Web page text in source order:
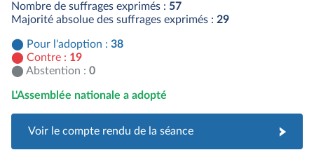
Nombre de suffrages exprimés : 57
Majorité absolue des suffrages exprimés : 29
Pour l'adoption : 38
Contre : 19
Abstention : 0
L'Assemblée nationale a adopté
Voir le compte rendu de la séance